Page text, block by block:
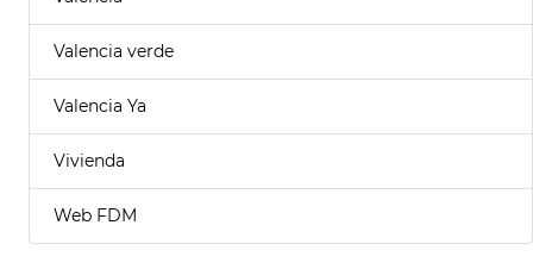
Valencia verde
Valencia Ya
Vivienda
Web FDM